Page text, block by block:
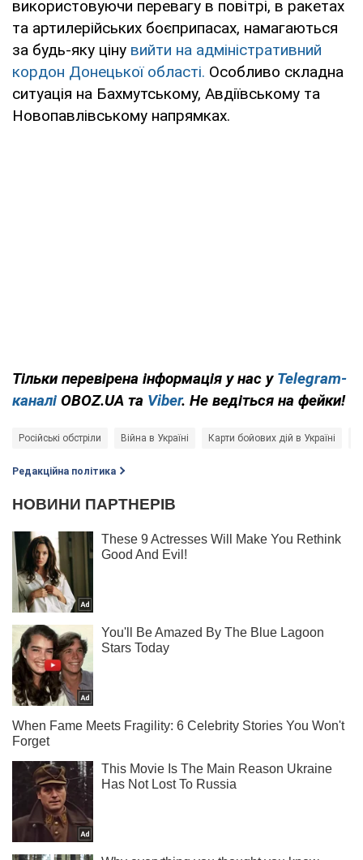
використовуючи перевагу в повітрі, в ракетах
та артилерійських боєприпасах, намагаються
за будь-яку ціну вийти на адміністративний
кордон Донецької області. Особливо складна
ситуація на Бахмутському, Авдіївському та
Новопавлівському напрямках.
Тільки перевірена інформація у нас у Telegram-
каналі OBOZ.UA та Viber. Не ведіться на фейки!
Російські обстріли Війна в Україні Карти бойових дій в Україні
Редакційна політика